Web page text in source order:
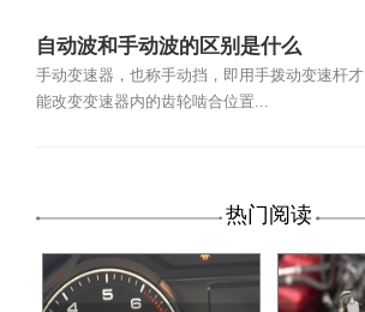
自动波和手动波的区别是什么
手动变速器，也称手动挡，即用手拨动变速杆才
能改变变速器内的齿轮啮合位置...
热门阅读